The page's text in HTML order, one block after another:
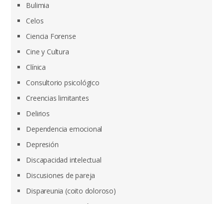
Bulimia
Celos
Ciencia Forense
Cine y Cultura
Clínica
Consultorio psicológico
Creencias limitantes
Delirios
Dependencia emocional
Depresión
Discapacidad intelectual
Discusiones de pareja
Dispareunia (coito doloroso)